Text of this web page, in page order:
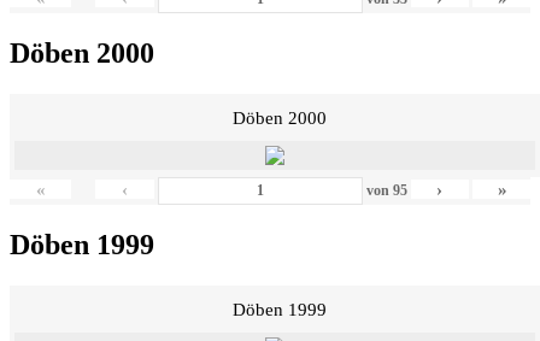
Döben 2000
Döben 2000
« ‹ von 95 › »
Döben 1999
Döben 1999